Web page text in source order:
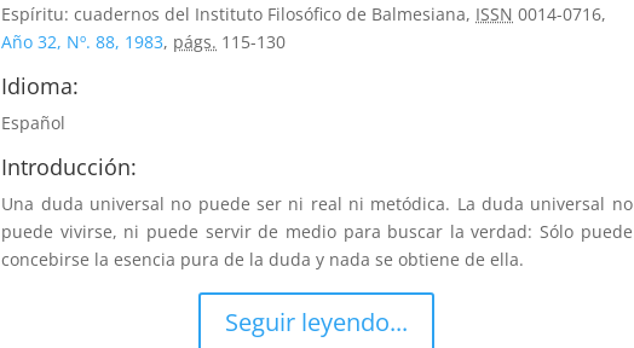
Espíritu: cuadernos del Instituto Filosófico de Balmesiana, ISSN 0014-0716,
Año 32, Nº. 88, 1983, págs. 115-130
Idioma:
Español
Introducción:
Una duda universal no puede ser ni real ni metódica. La duda universal no
puede vivirse, ni puede servir de medio para buscar la verdad: Sólo puede
concebirse la esencia pura de la duda y nada se obtiene de ella.
Seguir leyendo...